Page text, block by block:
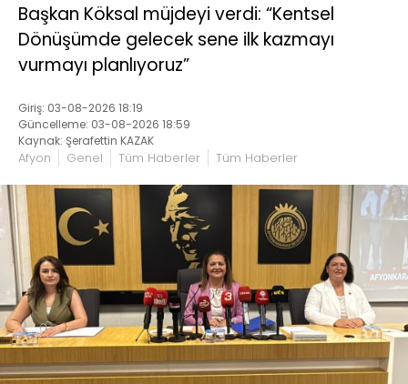
Başkan Köksal müjdeyi verdi: “Kentsel
Dönüşümde gelecek sene ilk kazmayı
vurmayı planlıyoruz”
Giriş: 03-08-2026 18:19
Güncelleme: 03-08-2026 18:59
Kaynak: Şerafettin KAZAK
Afyon Genel Tüm Haberler Tüm Haberler